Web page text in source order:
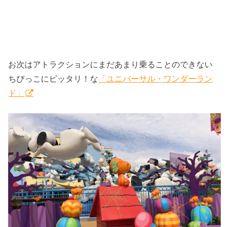
お次はアトラクションにまだあまり乗ることのできない
ちびっこにピッタリ！な 「ユニバーサル・ワンダーラン
ド」